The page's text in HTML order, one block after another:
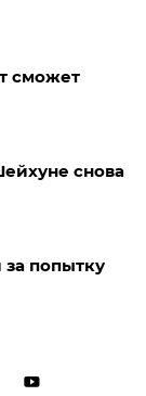
сможет
снова
попытку